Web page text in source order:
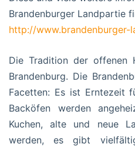
Brandenburger Landpartie
http://www.brandenburger-
Die Tradition der
Brandenburg. Die
Facetten: Es ist Erntezeit
Backöfen werden
Kuchen, alte und neue
werden, es gibt